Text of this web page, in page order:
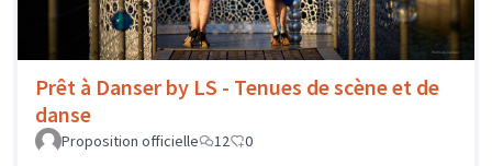
Prêt à Danser by LS - Tenues de scène et de
danse
Proposition officielle 12 0